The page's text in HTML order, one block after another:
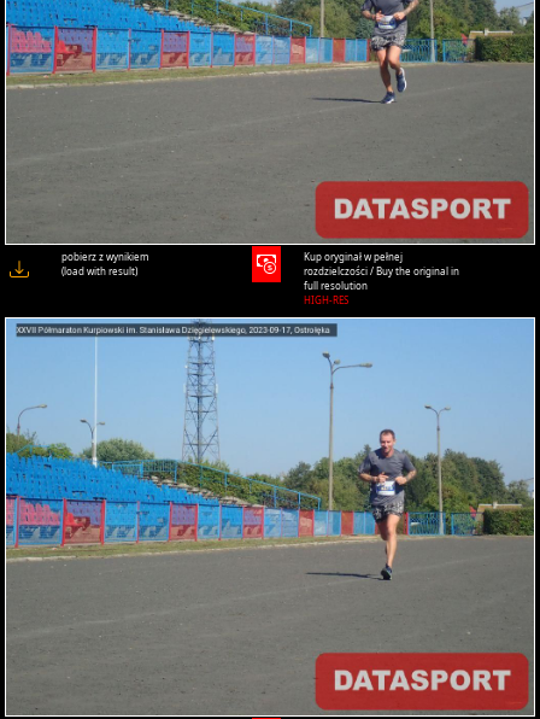
pobierz z wynikiem
(load with result)
Kup oryginał w pełnej
rozdzielczości / Buy the original in
full resolution
HIGH-RES